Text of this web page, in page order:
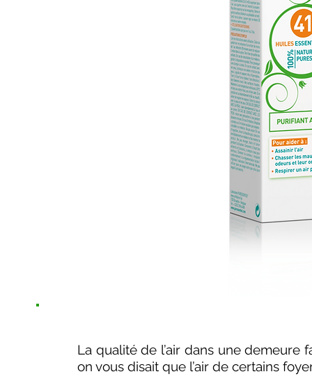
La qualité de l’air dans une demeure
on vous disait que l’air de certains